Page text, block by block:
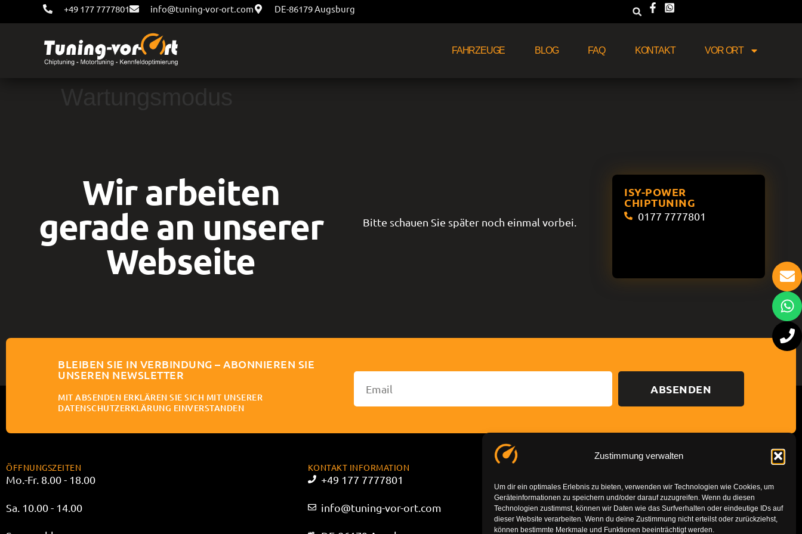
Zustimmung verwalten
Um dir ein optimales Erlebnis zu bieten, verwenden wir Technologien wie Cookies, um
Geräteinformationen zu speichern und/oder darauf zuzugreifen. Wenn du diesen
Technologien zustimmst, können wir Daten wie das Surfverhalten oder eindeutige IDs auf
dieser Website verarbeiten. Wenn du deine Zustimmung nicht erteilst oder zurückziehst,
können bestimmte Merkmale und Funktionen beeinträchtigt werden.
+49 177 7777801 info@tuning-vor-ort.com DE-86179 Augsburg
FAHRZEUGE BLOG FAQ KONTAKT VOR ORT
Wartungsmodus
Wir arbeiten
gerade an unserer
Webseite
Bitte schauen Sie später noch einmal vorbei.
ISY-POWER
CHIPTUNING
0177 7777801
BLEIBEN SIE IN VERBINDUNG – ABONNIEREN SIE
UNSEREN NEWSLETTER
MIT ABSENDEN ERKLÄREN SIE SICH MIT UNSERER
DATENSCHUTZERKLÄRUNG EINVERSTANDEN
ABSENDEN
ÖFFNUNGSZEITEN
Mo.-Fr. 8.00 - 18.00
Sa. 10.00 - 14.00
KONTAKT INFORMATION
+49 177 7777801
info@tuning-vor-ort.com